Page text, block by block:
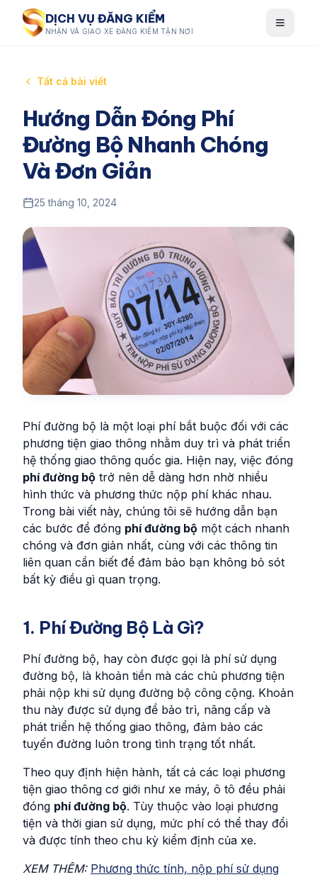
DỊCH VỤ ĐĂNG KIỂM
NHẬN VÀ GIAO XE ĐĂNG KIỂM TẬN NƠI
Tất cả bài viết
Hướng Dẫn Đóng Phí
Đường Bộ Nhanh Chóng
Và Đơn Giản
25 tháng 10, 2024
Phí đường bộ là một loại phí bắt buộc đối với các
phương tiện giao thông nhằm duy trì và phát triển
hệ thống giao thông quốc gia. Hiện nay, việc đóng
phí đường bộ trở nên dễ dàng hơn nhờ nhiều
hình thức và phương thức nộp phí khác nhau.
Trong bài viết này, chúng tôi sẽ hướng dẫn bạn
các bước để đóng phí đường bộ một cách nhanh
chóng và đơn giản nhất, cùng với các thông tin
liên quan cần biết để đảm bảo bạn không bỏ sót
bất kỳ điều gì quan trọng.
1. Phí Đường Bộ Là Gì?
Phí đường bộ, hay còn được gọi là phí sử dụng
đường bộ, là khoản tiền mà các chủ phương tiện
phải nộp khi sử dụng đường bộ công cộng. Khoản
thu này được sử dụng để bảo trì, nâng cấp và
phát triển hệ thống giao thông, đảm bảo các
tuyến đường luôn trong tình trạng tốt nhất.
Theo quy định hiện hành, tất cả các loại phương
tiện giao thông cơ giới như xe máy, ô tô đều phải
đóng phí đường bộ. Tùy thuộc vào loại phương
tiện và thời gian sử dụng, mức phí có thể thay đổi
và được tính theo chu kỳ kiểm định của xe.
XEM THÊM: Phương thức tính, nộp phí sử dụng